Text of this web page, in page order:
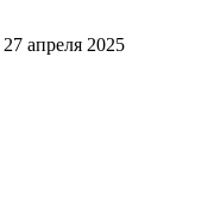
27 апреля 2025